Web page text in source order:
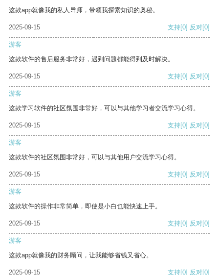
这款app就像我的私人导师，带领我探索知识的奥秘。
2025-09-15 支持[0] 反对[0]
游客
这款软件的售后服务非常好，遇到问题都能得到及时解决。
2025-09-15 支持[0] 反对[0]
游客
这款学习软件的社区氛围非常好，可以与其他学习者交流学习心得。
2025-09-15 支持[0] 反对[0]
游客
这款软件的社区氛围非常好，可以与其他用户交流学习心得。
2025-09-15 支持[0] 反对[0]
游客
这款软件的操作非常简单，即使是小白也能快速上手。
2025-09-15 支持[0] 反对[0]
游客
这款app就像我的财务顾问，让我能够省钱又省心。
2025-09-15 支持[0] 反对[0]